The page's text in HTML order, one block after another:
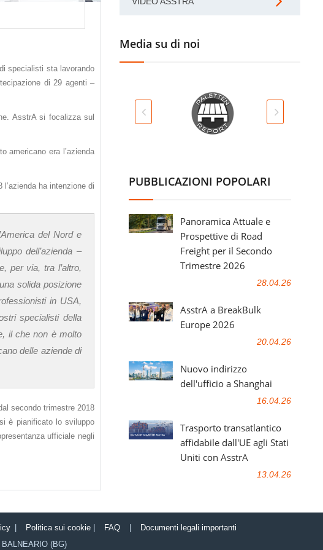
specialisti sta lavorando
di 29 agenti –
AsstrA si focalizza sul
americano era l’azienda
ha intenzione di
del Nord e
dell’azienda –
per via, tra l’altro,
solida posizione
in USA,
specialisti della
il che non è molto
delle aziende di
secondo trimestre 2018
è pianificato lo sviluppo
ufficiale negli
Media su di noi
PUBBLICAZIONI POPOLARI
Panoramica Attuale e
Prospettive di Road
Freight per il Secondo
Trimestre 2026
28.04.26
AsstrA a BreakBulk
Europe 2026
20.04.26
Nuovo indirizzo
dell'ufficio a Shanghai
16.04.26
Trasporto transatlantico
affidabile dall'UE agli Stati
Uniti con AsstrA
13.04.26
Politica sui cookie FAQ
Documenti legali importanti
(BG)